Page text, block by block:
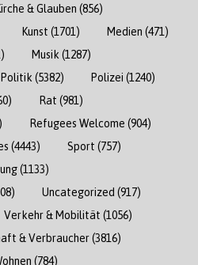
& Glauben (856)
Kunst (1701) Medien (471)
Musik (1287)
Politik (5382) Polizei (1240)
Rat (981)
Refugees Welcome (904)
(4443) Sport (757)
(1133)
Uncategorized (917)
Verkehr & Mobilität (1056)
& Verbraucher(3816)
(784)